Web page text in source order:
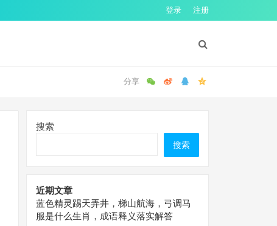
登录 注册
搜索
搜索
近期文章
蓝色精灵踢天弄井，梯山航海，弓调马
服是什么生肖，成语释义落实解答